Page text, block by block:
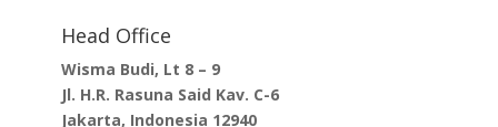
Head Office
Wisma Budi, Lt 8 – 9
Jl. H.R. Rasuna Said Kav. C-6
Jakarta, Indonesia 12940